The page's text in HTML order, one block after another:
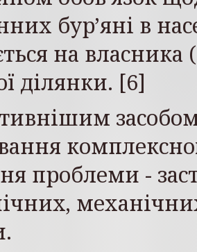
бур’яні в
на
ділянки. [6]
проблеми -